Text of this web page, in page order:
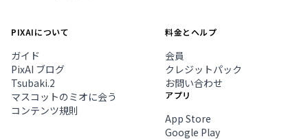
PIXAIについて
ガイド
PixAI ブログ
Tsubaki.2
マスコットのミオに会う
コンテンツ規則
料金とヘルプ
会員
クレジットパック
お問い合わせ
アプリ
App Store
Google Play